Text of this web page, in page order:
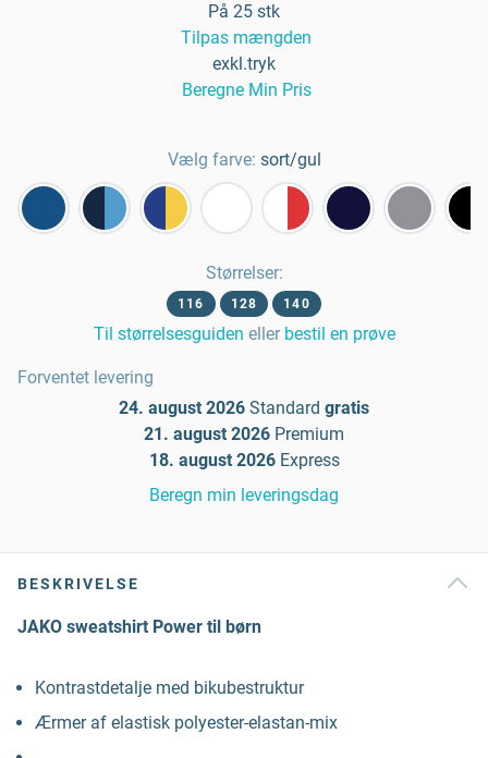
På 25 stk
Tilpas mængden
exkl.tryk
Beregne Min Pris
Vælg farve: sort/gul
Størrelser:
116 128 140
Til størrelsesguiden eller bestil en prøve
Forventet levering
24. august 2026 Standard gratis
21. august 2026 Premium
18. august 2026 Express
Beregn min leveringsdag
BESKRIVELSE
JAKO sweatshirt Power til børn
Kontrastdetalje med bikubestruktur
Ærmer af elastisk polyester-elastan-mix